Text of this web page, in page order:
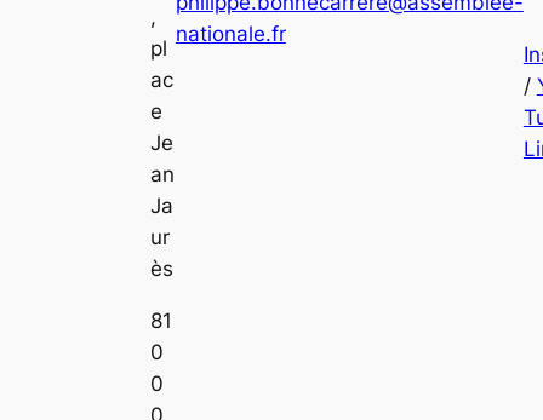
,
pl
ac
e
Je
an
Ja
ur
ès
81
0
0
nationale.fr
/